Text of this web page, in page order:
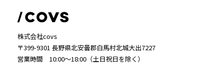
株式会社covs
〒399-9301 長野県北安曇郡白馬村北城大出7227
営業時間 10:00〜18:00（土日祝日を除く）